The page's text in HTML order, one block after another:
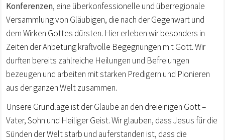
Konferenzen, eine überkonfessionelle und überregionale
Versammlung von Gläubigen, die nach der Gegenwart und
dem Wirken Gottes dürsten. Hier erleben wir besonders in
Zeiten der Anbetung kraftvolle Begegnungen mit Gott. Wir
durften bereits zahlreiche Heilungen und Befreiungen
bezeugen und arbeiten mit starken Predigern und Pionieren
aus der ganzen Welt zusammen.
Unsere Grundlage ist der Glaube an den dreieinigen Gott –
Vater, Sohn und Heiliger Geist. Wir glauben, dass Jesus für die
Sünden der Welt starb und auferstanden ist, dass die